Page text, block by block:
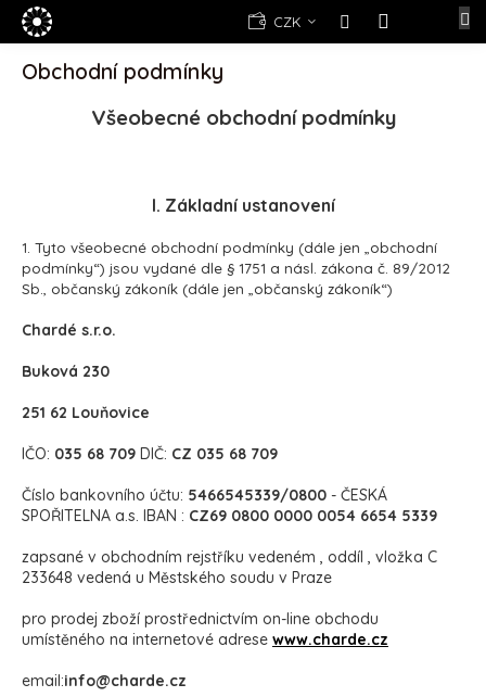
Přejít
obsah
CZK
NÁKUPNÍ
E-
shop
Nová
registrace
Oblíbené
Měna
Přihlášení
Obchodní podmínky
Všeobecné obchodní podmínky
I. Základní ustanovení
1. Tyto všeobecné obchodní podmínky (dále jen „obchodní
podmínky“) jsou vydané dle § 1751 a násl. zákona č. 89/2012
Sb., občanský zákoník (dále jen „občanský zákoník“)
Chardé s.r.o.
Buková 230
251 62 Louňovice
IČO: 035 68 709 DIČ: CZ 035 68 709
Číslo bankovního účtu: 5466545339/0800 - ČESKÁ
SPOŘITELNA a.s. IBAN : CZ69 0800 0000 0054 6654 5339
zapsané v obchodním rejstříku vedeném , oddíl , vložka C
233648 vedená u Městského soudu v Praze
pro prodej zboží prostřednictvím on-line obchodu
umístěného na internetové adrese www.charde.cz
email:info@charde.cz